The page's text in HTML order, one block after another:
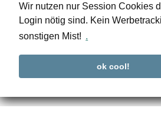
Wir nutzen nur Session Cookies
Login nötig sind. Kein
sonstigen Mist! .
ok cool!
Eine Antwort schreiben…